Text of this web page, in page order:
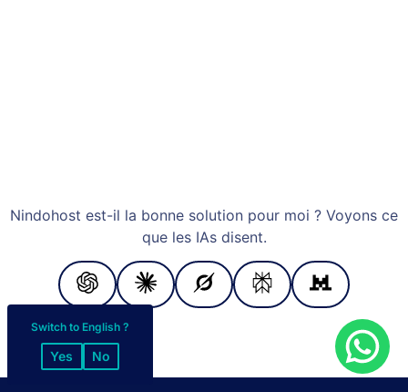
Switch to English ?
Yes No
Nindohost est-il la bonne solution pour moi ? Voyons ce
que les IAs disent.